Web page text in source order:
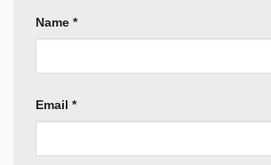
Name *
Email *